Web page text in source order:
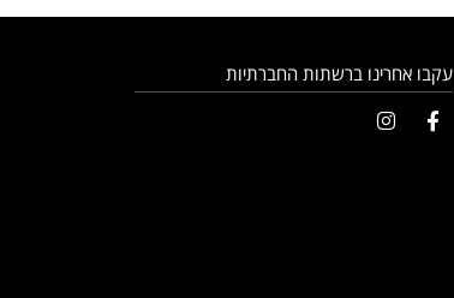
עקבו אחרינו ברשתות החברתיות